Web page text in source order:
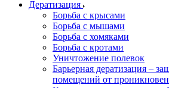
Дератизация
Борьба с крысами
Борьба с мышами
Борьба с хомяками
Борьба с кротами
Уничтожение полевок
Барьерная дератизация –
помещений от